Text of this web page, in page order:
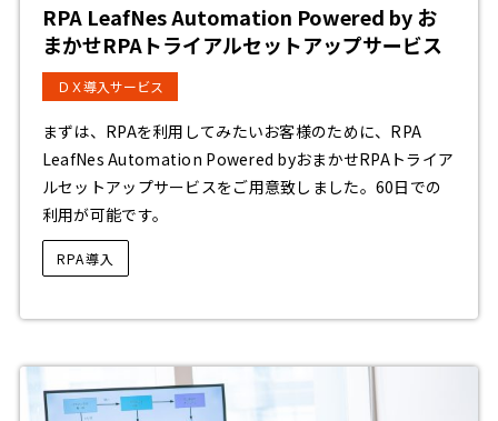
RPA LeafNes Automation Powered by お
まかせRPAトライアルセットアップサービス
ＤＸ導入サービス
まずは、RPAを利用してみたいお客様のために、RPA
LeafNes Automation Powered byおまかせRPAトライア
ルセットアップサービスをご用意致しました。60日での
利用が可能です。
RPA導入